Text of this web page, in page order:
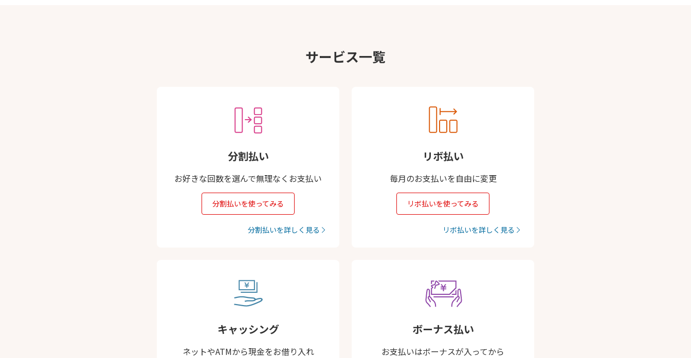
サービス一覧
分割払い
お好きな回数を選んで無理なくお支払い
分割払いを使ってみる
分割払いを詳しく見る
リボ払い
毎月のお支払いを自由に変更
リボ払いを使ってみる
リボ払いを詳しく見る
キャッシング
ネットやATMから現金をお借り入れ
ボーナス払い
お支払いはボーナスが入ってから